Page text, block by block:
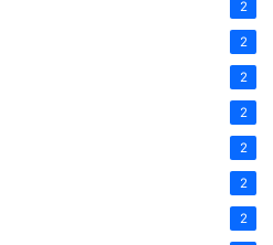
2
2
2
2
2
2
2